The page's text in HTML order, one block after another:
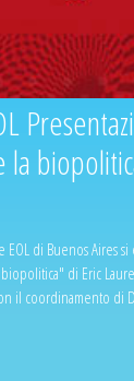
la
EOL di Buenos Aires
di Eric
il coordinamento di